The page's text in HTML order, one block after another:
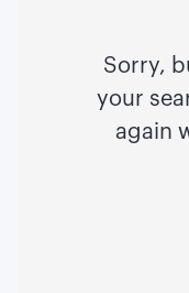
Sorry,
your
again